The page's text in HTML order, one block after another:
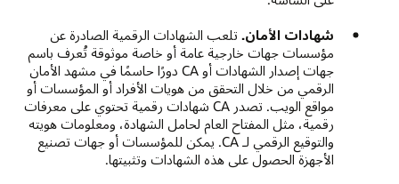
شهادات الأمان. تلعب الشهادات الرقمية الصادرة عن
مؤسسات جهات خارجية عامة أو خاصة موثوقة تُعرف باسم
جهات إصدار الشهادات أو CA دورًا حاسمًا في مشهد الأمان
الرقمي من خلال التحقق من هويات الأفراد أو المؤسسات أو
مواقع الويب. تصدر CA شهادات رقمية تحتوي على معرفات
رقمية، مثل المفتاح العام لحامل الشهادة، ومعلومات هويته
والتوقيع الرقمي لـ CA. يمكن للمؤسسات أو جهات تصنيع
الأجهزة الحصول على هذه الشهادات وتثبيتها.